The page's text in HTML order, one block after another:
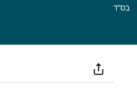
בס''ד